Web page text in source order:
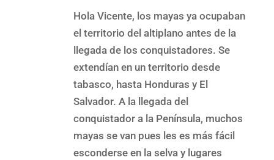
Hola Vicente, los mayas ya ocupaban
el territorio del altiplano antes de la
llegada de los conquistadores. Se
extendían en un territorio desde
tabasco, hasta Honduras y El
Salvador. A la llegada del
conquistador a la Península, muchos
mayas se van pues les es más fácil
esconderse en la selva y lugares